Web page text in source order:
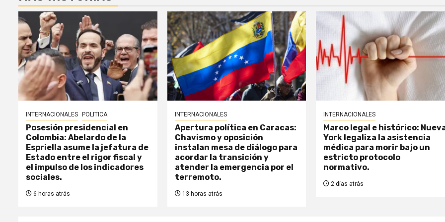
INTERNACIONALES POLITICA
Posesión presidencial en
Colombia: Abelardo de la
Espriella asume la jefatura de
Estado entre el rigor fiscal y
el impulso de los indicadores
sociales.
6 horas atrás
INTERNACIONALES
Apertura política en Caracas:
Chavismo y oposición
instalan mesa de diálogo para
acordar la transición y
atender la emergencia por el
terremoto.
13 horas atrás
INTERNACIONALES
Marco legal e histórico:
York legaliza la asistencia
médica para morir bajo un
estricto protocolo
normativo.
2 días atrás